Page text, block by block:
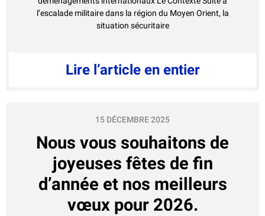
l’escalade militaire dans la région du Moyen Orient, la
situation sécuritaire
Lire l’article en entier
Nous vous souhaitons de
joyeuses fêtes de fin
d’année et nos meilleurs
vœux pour 2026.
15 DÉCEMBRE 2025